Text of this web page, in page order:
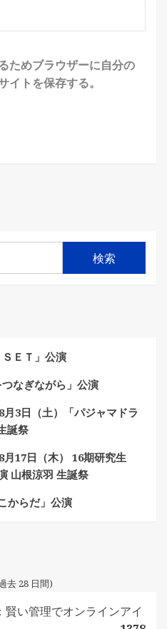
ためブラウザーに自分の
イトを保存する。
検索
ＥＴ」公演
なぎながら」公演
月3日（土）「パジャマドラ
誕祭
月17日（木） 16期研究生
山根涼羽 生誕祭
からだ」公演
去 28 日間)
い管理でオンラインアイ